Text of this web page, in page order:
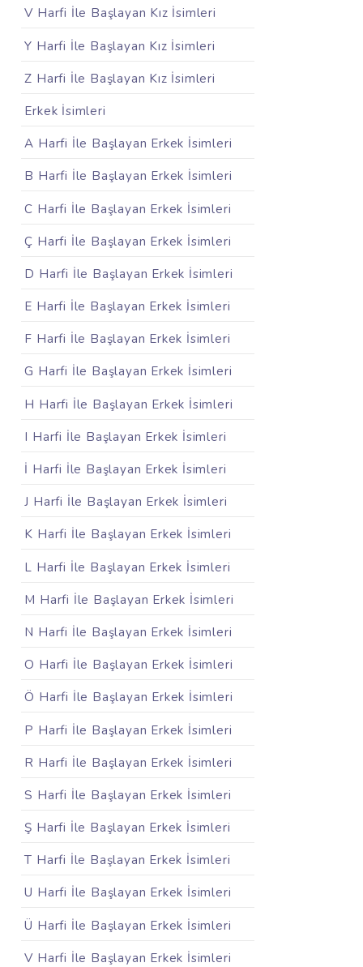
V Harfi İle Başlayan Kız İsimleri
Y Harfi İle Başlayan Kız İsimleri
Z Harfi İle Başlayan Kız İsimleri
Erkek İsimleri
A Harfi İle Başlayan Erkek İsimleri
B Harfi İle Başlayan Erkek İsimleri
C Harfi İle Başlayan Erkek İsimleri
Ç Harfi İle Başlayan Erkek İsimleri
D Harfi İle Başlayan Erkek İsimleri
E Harfi İle Başlayan Erkek İsimleri
F Harfi İle Başlayan Erkek İsimleri
G Harfi İle Başlayan Erkek İsimleri
H Harfi İle Başlayan Erkek İsimleri
I Harfi İle Başlayan Erkek İsimleri
İ Harfi İle Başlayan Erkek İsimleri
J Harfi İle Başlayan Erkek İsimleri
K Harfi İle Başlayan Erkek İsimleri
L Harfi İle Başlayan Erkek İsimleri
M Harfi İle Başlayan Erkek İsimleri
N Harfi İle Başlayan Erkek İsimleri
O Harfi İle Başlayan Erkek İsimleri
Ö Harfi İle Başlayan Erkek İsimleri
P Harfi İle Başlayan Erkek İsimleri
R Harfi İle Başlayan Erkek İsimleri
S Harfi İle Başlayan Erkek İsimleri
Ş Harfi İle Başlayan Erkek İsimleri
T Harfi İle Başlayan Erkek İsimleri
U Harfi İle Başlayan Erkek İsimleri
Ü Harfi İle Başlayan Erkek İsimleri
V Harfi İle Başlayan Erkek İsimleri